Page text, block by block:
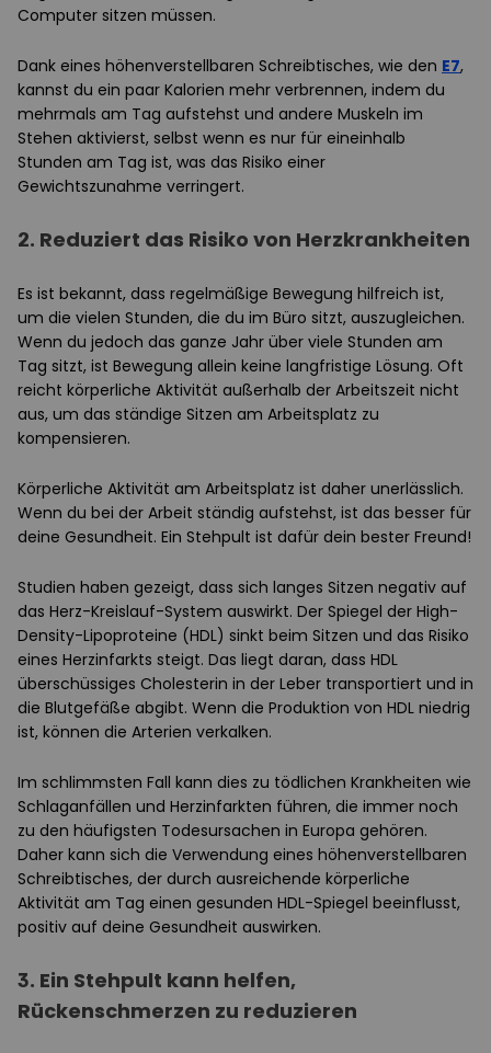
Computer sitzen müssen.
Dank eines höhenverstellbaren Schreibtisches, wie den E7,
kannst du ein paar Kalorien mehr verbrennen, indem du
mehrmals am Tag aufstehst und andere Muskeln im
Stehen aktivierst, selbst wenn es nur für eineinhalb
Stunden am Tag ist, was das Risiko einer
Gewichtszunahme verringert.
2. Reduziert das Risiko von Herzkrankheiten
Es ist bekannt, dass regelmäßige Bewegung hilfreich ist,
um die vielen Stunden, die du im Büro sitzt, auszugleichen.
Wenn du jedoch das ganze Jahr über viele Stunden am
Tag sitzt, ist Bewegung allein keine langfristige Lösung. Oft
reicht körperliche Aktivität außerhalb der Arbeitszeit nicht
aus, um das ständige Sitzen am Arbeitsplatz zu
kompensieren.
Körperliche Aktivität am Arbeitsplatz ist daher unerlässlich.
Wenn du bei der Arbeit ständig aufstehst, ist das besser für
deine Gesundheit. Ein Stehpult ist dafür dein bester Freund!
Studien haben gezeigt, dass sich langes Sitzen negativ auf
das Herz-Kreislauf-System auswirkt. Der Spiegel der High-
Density-Lipoproteine (HDL) sinkt beim Sitzen und das Risiko
eines Herzinfarkts steigt. Das liegt daran, dass HDL
überschüssiges Cholesterin in der Leber transportiert und in
die Blutgefäße abgibt. Wenn die Produktion von HDL niedrig
ist, können die Arterien verkalken.
Im schlimmsten Fall kann dies zu tödlichen Krankheiten wie
Schlaganfällen und Herzinfarkten führen, die immer noch
zu den häufigsten Todesursachen in Europa gehören.
Daher kann sich die Verwendung eines höhenverstellbaren
Schreibtisches, der durch ausreichende körperliche
Aktivität am Tag einen gesunden HDL-Spiegel beeinflusst,
positiv auf deine Gesundheit auswirken.
3. Ein Stehpult kann helfen,
Rückenschmerzen zu reduzieren